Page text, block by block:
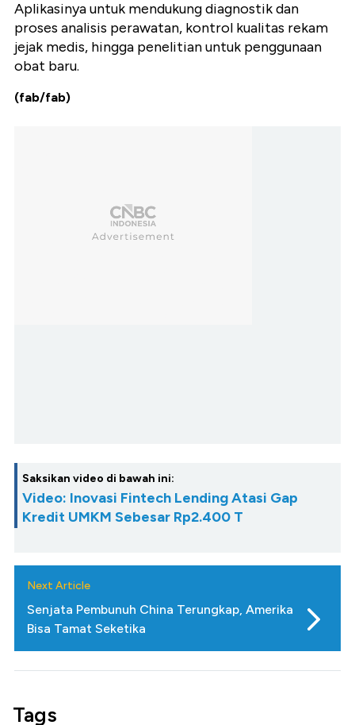
Aplikasinya untuk mendukung diagnostik dan
proses analisis perawatan, kontrol kualitas rekam
jejak medis, hingga penelitian untuk penggunaan
obat baru.
(fab/fab)
Saksikan video di bawah ini:
Video: Inovasi Fintech Lending Atasi Gap
Kredit UMKM Sebesar Rp2.400 T
Next Article
Senjata Pembunuh China Terungkap, Amerika
Bisa Tamat Seketika
Tags